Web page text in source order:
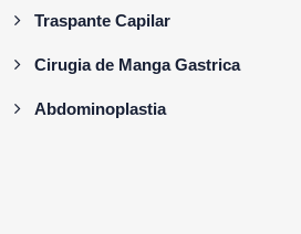
Traspante Capilar
Cirugia de Manga Gastrica
Abdominoplastia